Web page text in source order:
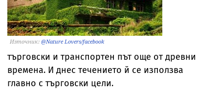
Източник: @Nature Lovers/facebook
търговски и транспортен път още от древни
времена. И днес течението й се използва
главно с търговски цели.